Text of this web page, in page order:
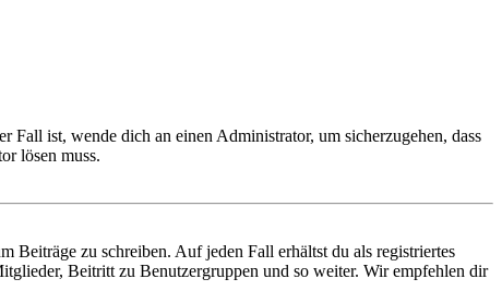
Fall ist, wende dich an einen Administrator, um sicherzugehen, dass
lösen muss.
Beiträge zu schreiben. Auf jeden Fall erhältst du als registriertes
Beitritt zu Benutzergruppen und so weiter. Wir empfehlen dir